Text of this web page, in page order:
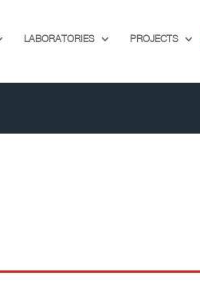
LABORATORIES PROJECTS